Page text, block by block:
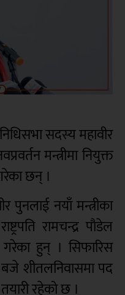
सदस्य महावीर
मन्त्रीमा नियुक्त
छन् ।
पुनलाई नयाँ मन्त्रीका
रामचन्द्र पौडेल
हुन् । सिफारिस
शीतलनिवासमा पद
रहेको छ ।